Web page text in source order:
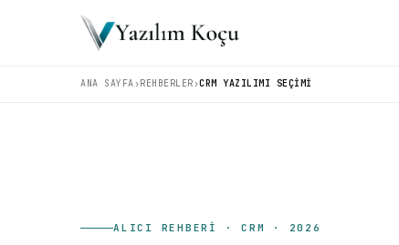
ANA SAYFA›REHBERLER›CRM YAZILIMI SEÇIMI
ALICI REHBERİ · CRM · 2026